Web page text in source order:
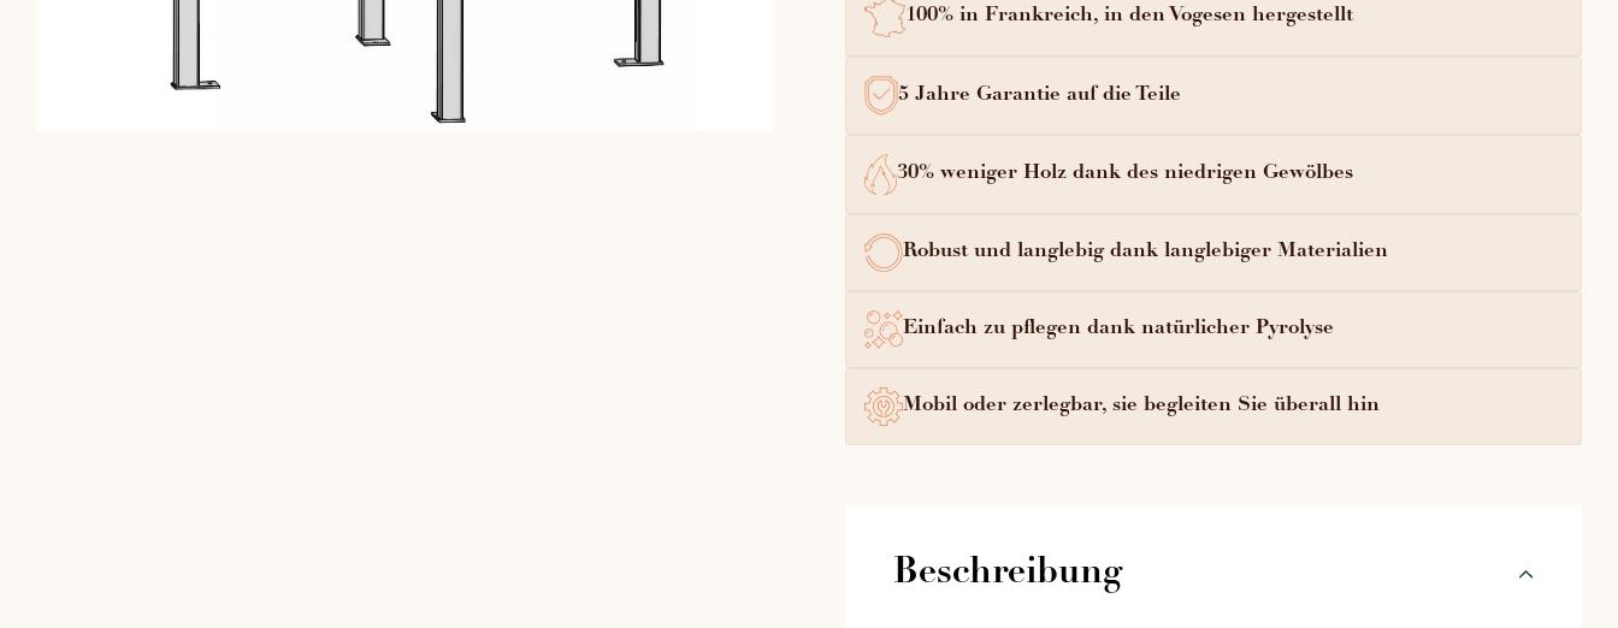
100% in Frankreich, in den Vogesen hergestellt
5 Jahre Garantie auf die Teile
30% weniger Holz dank des niedrigen Gewölbes
Robust und langlebig dank langlebiger Materialien
Einfach zu pflegen dank natürlicher Pyrolyse
Mobil oder zerlegbar, sie begleiten Sie überall hin
Beschreibung